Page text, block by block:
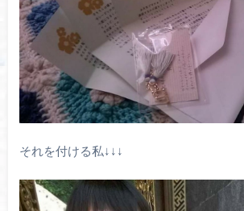
それを付ける私↓↓↓